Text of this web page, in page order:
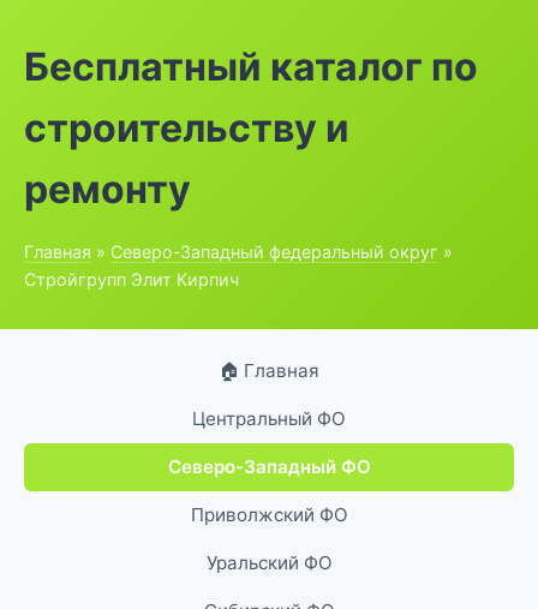
Бесплатный каталог по
строительству и
ремонту
Главная » Северо-Западный федеральный округ »
Стройгрупп Элит Кирпич
🏠 Главная
Центральный ФО
Северо-Западный ФО
Приволжский ФО
Уральский ФО